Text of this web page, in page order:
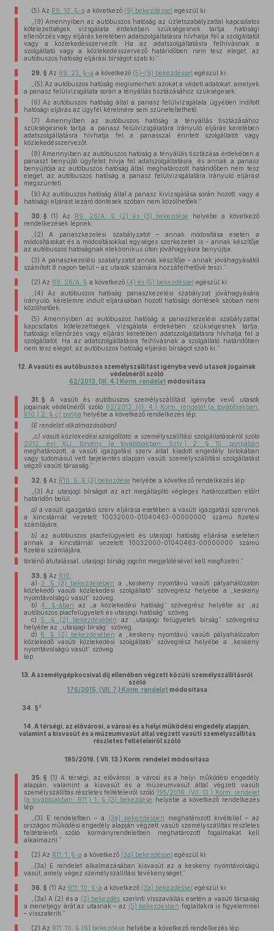
(5) Az R9. 10. §-a a következő (9) bekezdéssel egészül ki:
„(9) Amennyiben az autóbuszos hatóság az üzletszabályzattal kapcsolatos
kötelezettségek vizsgálata érdekében szükségesnek tartja, hatósági
ellenőrzés vagy eljárás keretében adatszolgáltatásra hívhatja fel a szolgáltatót
vagy a közlekedésszervezőt. Ha az adatszolgáltatásra felhívásnak a
szolgáltató vagy a közlekedésszervező határidőben nem tesz eleget, az
autóbuszos hatóság eljárási bírságot szab ki.”
29. § Az R9. 23. §-a a következő (5)–(9) bekezdéssel egészül ki:
„(5) Az autóbuszos hatóság megismerheti azokat a védett adatokat, amelyek
a panasz felülvizsgálata során a tényállás tisztázásához szükségesek.
(6) Az autóbuszos hatóság által a panasz felülvizsgálata ügyében indított
hatósági eljárás az ügyfél kérelmére sem szüneteltethető.
(7) Amennyiben az autóbuszos hatóság a tényállás tisztázásához
szükségesnek tartja, a panasz felülvizsgálatára irányuló eljárás keretében
adatszolgáltatásra hívhatja fel a panasszal érintett szolgáltatót vagy
közlekedésszervezőt.
(8) Amennyiben az autóbuszos hatóság a tényállás tisztázása érdekében a
panaszt benyújtó ügyfelet hívja fel adatszolgáltatásra, és annak a panasz
benyújtója az autóbuszos hatóság által meghatározott határidőben nem tesz
eleget, az autóbuszos hatóság a panasz felülvizsgálatára irányuló eljárást
megszünteti.
(9) Az autóbuszos hatóság által a panasz kivizsgálása során hozott, vagy a
hatósági eljárást lezáró döntések szóban nem közölhetőek.”
30. § (1) Az R9. 26/A. § (2) és (3) bekezdése
helyébe a következő
rendelkezések lépnek:
„(2) A panaszkezelési szabályzatot – annak módosítása esetén a
módosításokat és a módosításokkal egységes szerkezetet is – annak készítője
az autóbuszos hatóságnak elektronikus úton jóváhagyásra benyújtja.
(3) A panaszkezelési szabályzatot annak készítője – annak jóváhagyásától
számított 8 napon belül – az utasok számára hozzáférhetővé teszi.”
(2) Az R9. 26/A. § a következő (4) és (5) bekezdéssel egészül ki:
„(4) Az autóbuszos hatóság panaszkezelési szabályzat jóváhagyására
irányuló, kérelemre indult eljárásában hozott hatósági döntések szóban nem
közölhetőek.
(5) Amennyiben az autóbuszos hatóság a panaszkezelési szabályzattal
kapcsolatos kötelezettségek vizsgálata érdekében szükségesnek tartja,
hatósági ellenőrzés vagy eljárás keretében adatszolgáltatásra hívhatja fel a
szolgáltatót. Ha az adatszolgáltatásra felhívásnak a szolgáltató határidőben
nem tesz eleget, az autóbuszos hatóság eljárási bírságot szab ki.”
12. A vasúti és autóbuszos személyszállítást igénybe vevő utasok jogainak
védelméről szóló
62/2013. (III. 4.) Korm. rendelet módosítása
31. § A vasúti és autóbuszos személyszállítást igénybe vevő utasok
jogainak védelméről szóló 62/2013. (III. 4.) Korm. rendelet (a továbbiakban:
R10.) 2. § c) pontja helyébe a következő rendelkezés lép:
(E rendelet alkalmazásában)
c) vasúti közlekedési szolgáltató: a személyszállítási szolgáltatásokról szóló
2012. évi XLI. törvény (a továbbiakban: Sztv.) 2. § 15. pontjában
meghatározott, a vasúti igazgatási szerv által kiadott engedély birtokában
vagy tudomásul vett bejelentés alapján vasúti személyszállítási szolgáltatást
végző vasúti társaság.”
32. § Az R10. 6. § (3) bekezdése helyébe a következő rendelkezés lép:
„(3) Az utasjogi bírságot az azt megállapító végleges határozatban előírt
határidőn belül
a) a vasúti igazgatási szerv eljárása esetében a vasúti igazgatási szervnek
a kincstárnál vezetett 10032000-01040463-00000000 számú fizetési
számlájára,
b) az autóbuszos piacfelügyeleti és utasjogi hatóság eljárása esetében
annak a kincstárnál vezetett 10032000-01040463-00000000 számú
fizetési számlájára,
történő átutalással, utasjogi bírság jogcím megjelölésével kell megfizetni.”
33. § Az R10.
a) 3. § (3) bekezdésében a „keskeny nyomtávú vasúti pályahálózaton
közlekedő vasúti közlekedési szolgáltató” szövegrész helyébe a „keskeny
nyomtávolságú vasút” szöveg,
b)
4. §-ában
az „a közlekedési hatóság” szövegrész helyébe az „az
autóbuszos piacfelügyeleti és utasjogi hatóság” szöveg,
c)
5. § (2) bekezdésében az „utasjogi felügyeleti bírság” szövegrész
helyébe az „utasjogi bírság” szöveg,
d) 6. § (2) bekezdésében a „keskeny nyomtávú vasúti pályahálózaton
közlekedő vasúti közlekedési szolgáltató” szövegrész helyébe a „keskeny
nyomtávolságú vasút” szöveg
lép.
13. A személygépkocsival díj ellenében végzett közúti személyszállításról
szóló
176/2015. (VII. 7.) Korm. rendelet módosítása
34. § 6
14. A térségi, az elővárosi, a városi és a helyi működési engedély alapján,
valamint a kisvasút és a múzeumvasút által végzett vasúti személyszállítás
részletes feltételeiről szóló
195/2016. ( VII. 13.) Korm. rendelet módosítása
35. § (1) A térségi, az elővárosi, a városi és a helyi működési engedély
alapján, valamint a kisvasút és a múzeumvasút által végzett vasúti
személyszállítás részletes feltételeiről szóló 195/2016. (VII. 13.) Korm. rendelet
(a továbbiakban: R11.) 1. § (3) bekezdése helyébe a következő rendelkezés
lép:
„(3) E rendeletben – a
(3a) bekezdésben meghatározott kivétellel – az
országos működési engedély alapján végzett vasúti személyszállítás részletes
feltételeiről szóló kormányrendeletben meghatározott fogalmakat kell
alkalmazni.”
(2) Az R11. 1. §-a a következő (3a) bekezdéssel egészül ki:
„(3a) E rendelet alkalmazásában kisvasút az a keskeny nyomtávolságú
vasút, amely végez személyszállítási tevékenységet.”
36. § (1) Az R11. 10. §-a a következő (3a) bekezdéssel egészül ki:
„(3a) A (2) és a (3) bekezdés szerinti visszaváltás esetén a vasúti társaság
a menetjegy árát az utasnak – az (5) bekezdésben foglaltakra is figyelemmel
– visszatéríti.”
(2) Az R11. 10. § (6) bekezdése helyébe a következő rendelkezés lép: